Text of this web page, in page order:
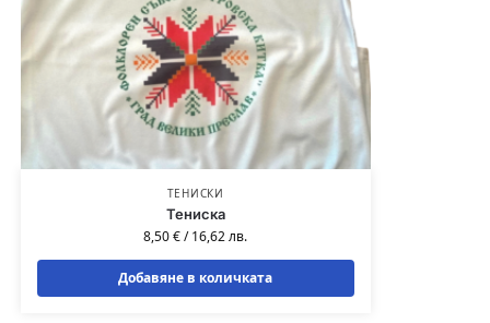
ТЕНИСКИ
Тениска
8,50€/16,62лв.
Добавяне в количката